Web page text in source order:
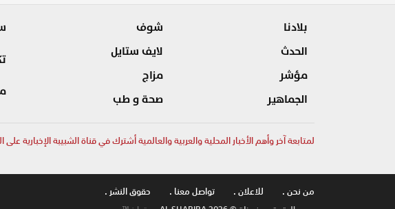
بلادنا
الحدث
مؤشر
الجماهير
شوف
لايف ستايل
مزاج
صحة و طب
لمتابعة آخر وأهم الأخبار المحلية والعربية والعالمية أشترك في قناة الشبيبة الإخبارية
من نحن .
للاعلان . تواصل معنا . حقوق النشر .